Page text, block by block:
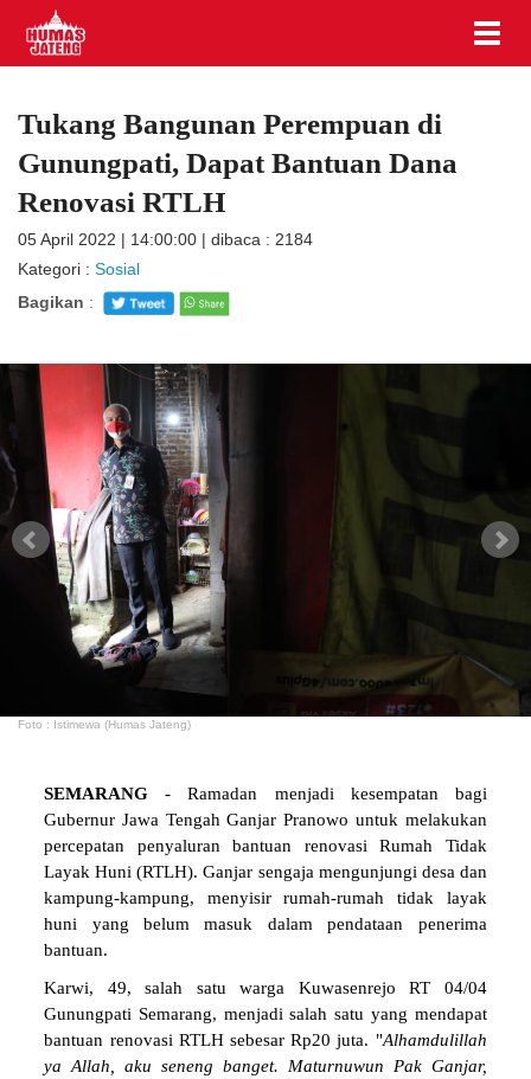
Tukang Bangunan Perempuan di
Gunungpati, Dapat Bantuan Dana
Renovasi RTLH
05 April 2022 | 14:00:00 | dibaca : 2184
Kategori : Sosial
Bagikan :
Foto : Istimewa (Humas Jateng)
SEMARANG - Ramadan menjadi kesempatan bagi
Gubernur Jawa Tengah Ganjar Pranowo untuk melakukan
percepatan penyaluran bantuan renovasi Rumah Tidak
Layak Huni (RTLH). Ganjar sengaja mengunjungi desa dan
kampung-kampung, menyisir rumah-rumah tidak layak
huni yang belum masuk dalam pendataan penerima
bantuan.
Karwi, 49, salah satu warga Kuwasenrejo RT 04/04
Gunungpati Semarang, menjadi salah satu yang mendapat
bantuan renovasi RTLH sebesar Rp20 juta. "Alhamdulillah
ya Allah, aku seneng banget. Maturnuwun Pak Ganjar,